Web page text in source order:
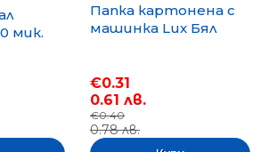
мик.
Папка картонена с
машинка Lux Бял
€0.31
0.61 лв.
€0.40
0.78 лв.